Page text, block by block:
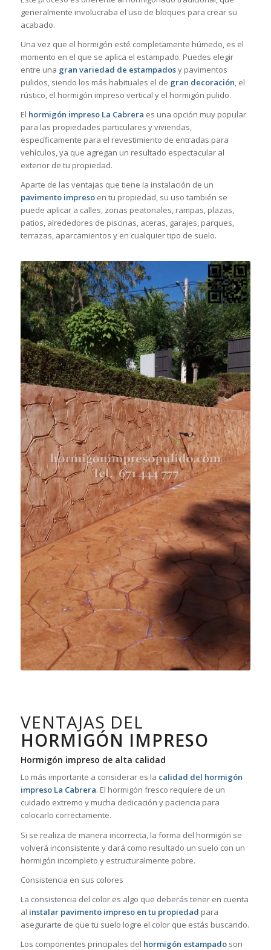
generalmente involucraba el uso de bloques para crear su
acabado.
Una vez que el hormigón esté completamente húmedo, es el
momento en el que se aplica el estampado. Puedes elegir
entre una gran variedad de estampadosy pavimentos
pulidos, siendo los más habituales el de gran decoración, el
rústico, el hormigón impreso vertical y el hormigón pulido.
El hormigón impreso La Cabrera es una opción muy popular
para las propiedades particulares y viviendas,
específicamente para el revestimiento de entradas para
vehículos, ya que agregan un resultado espectacular al
exterior de tu propiedad.
Aparte de las ventajas que tiene la instalación de un
pavimento impresoen tu propiedad, su uso también se
puede aplicar a calles, zonas peatonales, rampas, plazas,
patios, alrededores de piscinas, aceras, garajes, parques,
terrazas, aparcamientos y en cualquier tipo de suelo.
VENTAJAS DEL
HORMIGÓN IMPRESO
Hormigón impreso de alta calidad
Lo más importante a considerar es la calidad del hormigón
impreso La Cabrera. El hormigón fresco requiere de un
cuidado extremo y mucha dedicación y paciencia para
colocarlo correctamente.
Si se realiza de manera incorrecta, la forma del hormigón se
volverá inconsistente y dará como resultado un suelo con un
hormigón incompleto y estructuralmente pobre.
Consistencia en sus colores
La consistencia del color es algo que deberás tener en cuenta
al instalar pavimento impreso en tu propiedad para
asegurarte de que tu suelo logre el color que estás buscando.
Los componentes principales del hormigón estampadoson